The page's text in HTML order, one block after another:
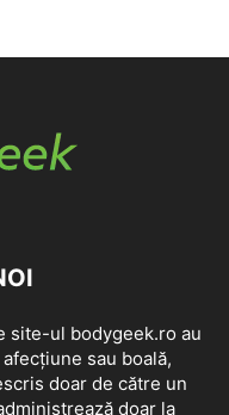
site-ul bodygeek.ro au
sau boală,
doar de către un
doar la